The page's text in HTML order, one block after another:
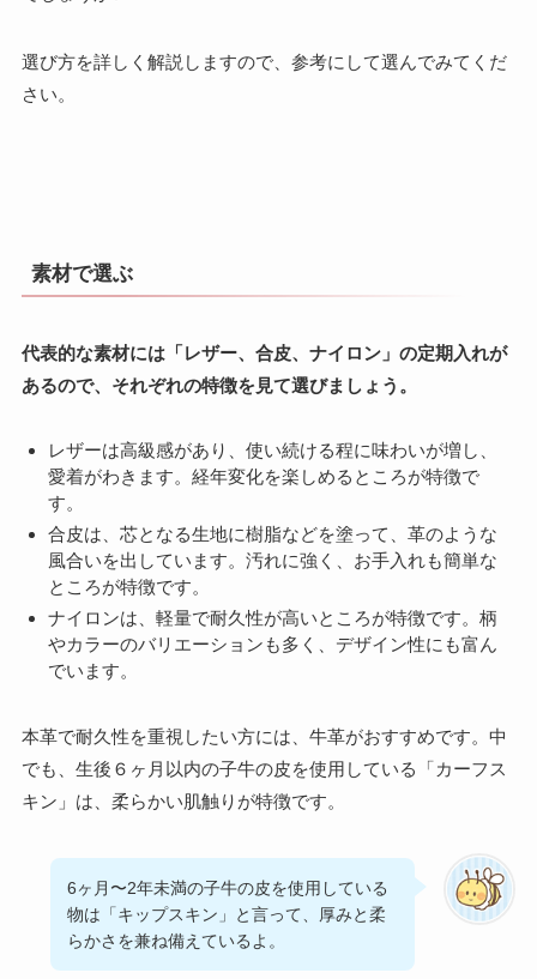
選び方を詳しく解説しますので、参考にして選んでみてくだ
さい。
素材で選ぶ
代表的な素材には「レザー、合皮、ナイロン」の定期入れが
あるので、それぞれの特徴を見て選びましょう。
レザーは高級感があり、使い続ける程に味わいが増し、
愛着がわきます。経年変化を楽しめるところが特徴で
す。
合皮は、芯となる生地に樹脂などを塗って、革のような
風合いを出しています。汚れに強く、お手入れも簡単な
ところが特徴です。
ナイロンは、軽量で耐久性が高いところが特徴です。柄
やカラーのバリエーションも多く、デザイン性にも富ん
でいます。
本革で耐久性を重視したい方には、牛革がおすすめです。中
でも、生後６ヶ月以内の子牛の皮を使用している「カーフス
キン」は、柔らかい肌触りが特徴です。
6ヶ月〜2年未満の子牛の皮を使用している
物は「キップスキン」と言って、厚みと柔
らかさを兼ね備えているよ。